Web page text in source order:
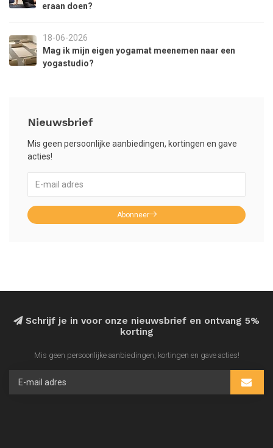
eraan doen?
18-06-2026
Mag ik mijn eigen yogamat meenemen naar een
yogastudio?
Nieuwsbrief
Mis geen persoonlijke aanbiedingen, kortingen en gave
acties!
Abonneer
Schrijf je in voor onze nieuwsbrief en ontvang 5%
korting
Mis geen persoonlijke aanbiedingen, kortingen en gave acties!